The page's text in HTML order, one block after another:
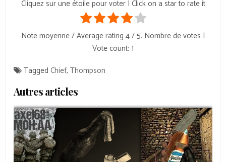
Cliquez sur une étoile pour voter | Click on a star to rate it
Note moyenne / Average rating 4/ 5. Nombre de votes |
Vote count: 1
TaggedChief,Thompson
Autres articles